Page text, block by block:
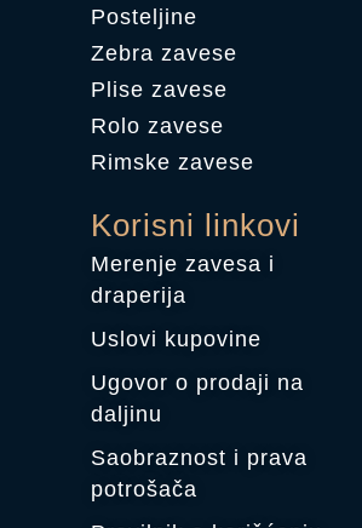
Posteljine
Zebra zavese
Plise zavese
Rolo zavese
Rimske zavese
Korisni linkovi
Merenje zavesa i
draperija
Uslovi kupovine
Ugovor o prodaji na
daljinu
Saobraznost i prava
potrošača